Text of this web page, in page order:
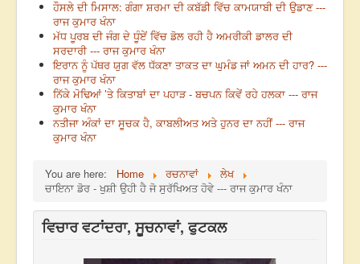
ਹੌਸਲੇ ਦੀ ਮਿਸਾਲ: ਗੰਗਾ ਸ਼ਰਮਾ ਦੀ ਕਬੱਡੀ ਵਿੱਚ ਕਾਮਯਾਬੀ ਦੀ ਉਡਾਣ ---
ਰਾਜ ਕੁਮਾਰ ਖੰਨਾ
ਮੱਧ ਪੂਰਬ ਦੀ ਜੰਗ ਦੇ ਧੂੰਏਂ ਵਿੱਚ ਡੋਲ ਰਹੀ ਹੈ ਅਮਰੀਕੀ ਡਾਲਰ ਦੀ
ਸਰਦਾਰੀ --- ਰਾਜ ਕੁਮਾਰ ਖੰਨਾ
ਇਰਾਨ ਨੂੰ ਪੱਥਰ ਯੁਗ ਵੱਲ ਧੱਕਣਾ ਤਾਕਤ ਦਾ ਘੁਮੰਡ ਜਾਂ ਅਮਨ ਦੀ ਹਾਰ? ---
ਰਾਜ ਕੁਮਾਰ ਖੰਨਾ
ਨਿੱਕੇ ਮੋਢਿਆਂ ’ਤੇ ਕਿਤਾਬਾਂ ਦਾ ਪਹਾੜ - ਬਚਪਨ ਕਿਵੇਂ ਰਹੇ ਹਲਕਾ --- ਰਾਜ
ਕੁਮਾਰ ਖੰਨਾ
ਨਤੀਜਾ ਅੰਕਾਂ ਦਾ ਸੂਚਕ ਹੈ, ਕਾਬਲੀਅਤ ਅਤੇ ਹੁਨਰ ਦਾ ਨਹੀਂ --- ਰਾਜ
ਕੁਮਾਰ ਖੰਨਾ
You are here: Home ਰਚਨਾਵਾਂ
ਲੇਖ
ਚਾਇਨਾ ਡੋਰ - ਖੁਸ਼ੀ ਉਹੀ ਹੈ ਜੋ ਸੁਰੱਖਿਅਤ ਹੋਵੇ --- ਰਾਜ ਕੁਮਾਰ ਖੰਨਾ
ਵਿਚਾਰ ਵਟਾਂਦਰਾ, ਸੂਚਨਾਵਾਂ, ਫੁਟਕਲ